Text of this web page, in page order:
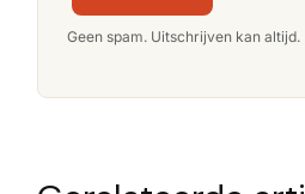
Geen spam. Uitschrijven kan altijd.